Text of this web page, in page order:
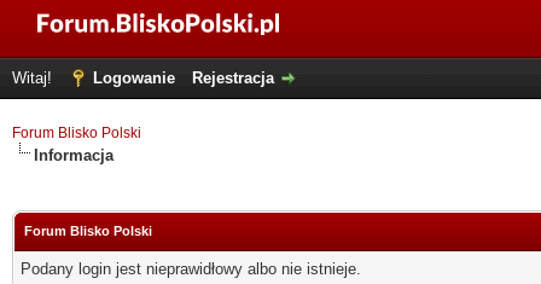
Witaj! Logowanie Rejestracja
Forum Blisko Polski
Informacja
Forum Blisko Polski
Podany login jest nieprawidłowy albo nie istnieje.